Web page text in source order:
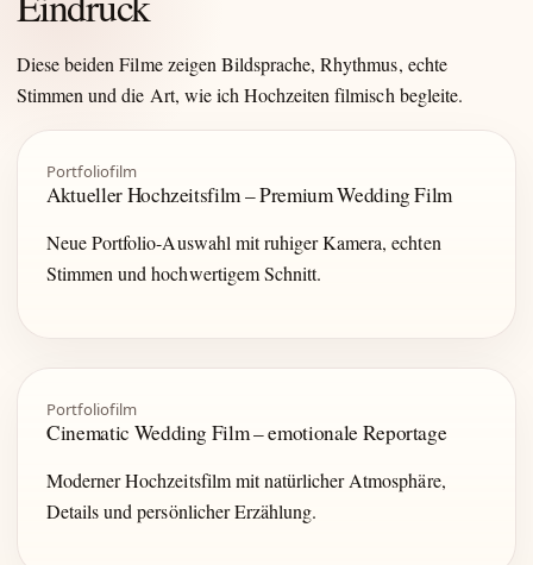
Diese beiden Filme zeigen Bildsprache, Rhythmus, echte
Stimmen und die Art, wie ich Hochzeiten filmisch begleite.
Portfoliofilm
Aktueller Hochzeitsfilm – Premium Wedding Film
Neue Portfolio-Auswahl mit ruhiger Kamera, echten
Stimmen und hochwertigem Schnitt.
Portfoliofilm
Cinematic Wedding Film – emotionale Reportage
Moderner Hochzeitsfilm mit natürlicher Atmosphäre,
Details und persönlicher Erzählung.